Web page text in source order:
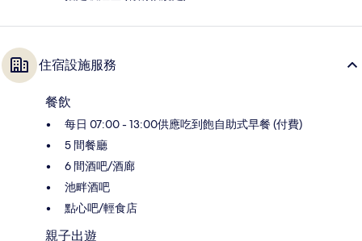
住宿設施服務
餐飲
每日 07:00 - 13:00供應吃到飽自助式早餐 (付費)
5 間餐廳
6 間酒吧/酒廊
池畔酒吧
點心吧/輕食店
親子出遊